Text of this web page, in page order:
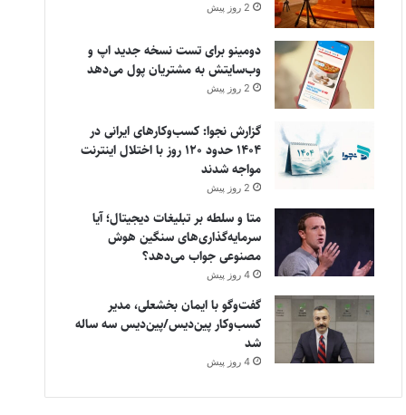
2 روز پیش
دومینو برای تست نسخه جدید اپ و
وب‌سایتش به مشتریان پول می‌دهد
2 روز پیش
گزارش نجوا: کسب‌وکارهای ایرانی در
۱۴۰۴ حدود ۱۲۰ روز با اختلال اینترنت
مواجه شدند
2 روز پیش
متا و سلطه بر تبلیغات دیجیتال؛ آیا
سرمایه‌گذاری‌های سنگین هوش
مصنوعی جواب می‌دهد؟
4 روز پیش
گفت‌وگو با ایمان بخشعلی، مدیر
کسب‌وکار پین‌دیس/پین‌دیس سه ساله
شد
4 روز پیش